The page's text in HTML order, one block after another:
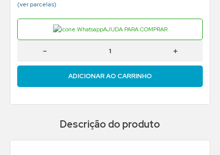
(ver parcelas)
AJUDA PARA COMPRAR
＋
－
ADICIONAR AO CARRINHO
Descrição do produto